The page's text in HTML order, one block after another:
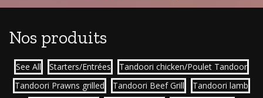
Nos produits
See All Starters/Entrées
Tandoori chicken/Poulet Tandoor
Tandoori Prawns grilled
Tandoori Beef Grill
Tandoori lamb